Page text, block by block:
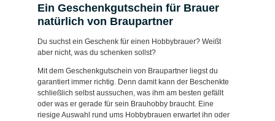
Ein Geschenkgutschein für Brauer
natürlich von Braupartner
Du suchst ein Geschenk für einen Hobbybrauer? Weißt
aber nicht, was du schenken sollst?
Mit dem Geschenkgutschein von Braupartner liegst du
garantiert immer richtig. Denn damit kann der Beschenkte
schließlich selbst aussuchen, was ihm am besten gefällt
oder was er gerade für sein Brauhobby braucht. Eine
riesige Auswahl rund ums Hobbybrauen erwartet ihn oder